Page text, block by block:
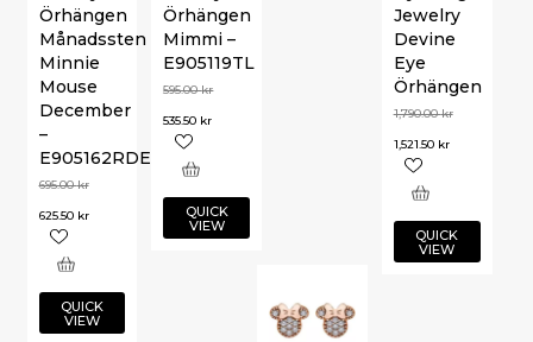
Örhängen
Månadssten
Minnie
Mouse
December
–
E905162RDECL.CS
695.00kr
625.50 kr
QUICK
VIEW
Jewelry
Devine
Eye
Örhängen
1,790.00kr
1,521.50 kr
QUICK
VIEW
Örhängen
Mimmi –
E905119TL
595.00kr
535.50 kr
QUICK
VIEW